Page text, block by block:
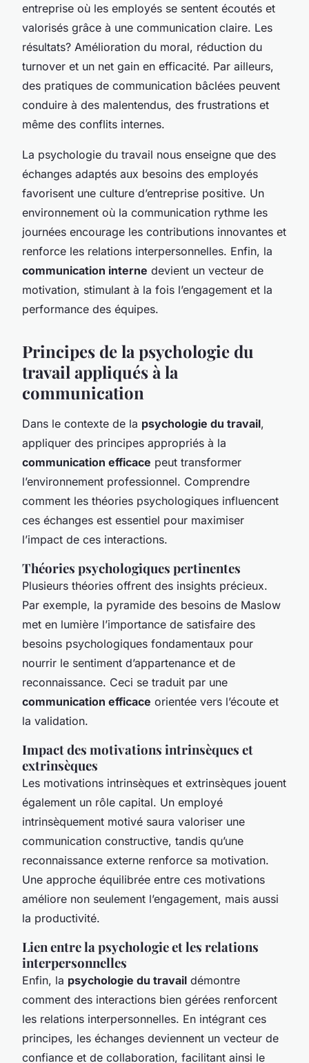
entreprise où les employés se sentent écoutés et
valorisés grâce à une communication claire. Les
résultats? Amélioration du moral, réduction du
turnover et un net gain en efficacité. Par ailleurs,
des pratiques de communication bâclées peuvent
conduire à des malentendus, des frustrations et
même des conflits internes.
La psychologie du travail nous enseigne que des
échanges adaptés aux besoins des employés
favorisent une culture d’entreprise positive. Un
environnement où la communication rythme les
journées encourage les contributions innovantes et
renforce les relations interpersonnelles. Enfin, la
communication interne devient un vecteur de
motivation, stimulant à la fois l’engagement et la
performance des équipes.
Principes de la psychologie du
travail appliqués à la
communication
Dans le contexte de la psychologie du travail,
appliquer des principes appropriés à la
communication efficace peut transformer
l’environnement professionnel. Comprendre
comment les théories psychologiques influencent
ces échanges est essentiel pour maximiser
l’impact de ces interactions.
Théories psychologiques pertinentes
Plusieurs théories offrent des insights précieux.
Par exemple, la pyramide des besoins de Maslow
met en lumière l’importance de satisfaire des
besoins psychologiques fondamentaux pour
nourrir le sentiment d’appartenance et de
reconnaissance. Ceci se traduit par une
communication efficace orientée vers l’écoute et
la validation.
Impact des motivations intrinsèques et
extrinsèques
Les motivations intrinsèques et extrinsèques jouent
également un rôle capital. Un employé
intrinsèquement motivé saura valoriser une
communication constructive, tandis qu’une
reconnaissance externe renforce sa motivation.
Une approche équilibrée entre ces motivations
améliore non seulement l’engagement, mais aussi
la productivité.
Lien entre la psychologie et les relations
interpersonnelles
Enfin, la psychologie du travail démontre
comment des interactions bien gérées renforcent
les relations interpersonnelles. En intégrant ces
principes, les échanges deviennent un vecteur de
confiance et de collaboration, facilitant ainsi le